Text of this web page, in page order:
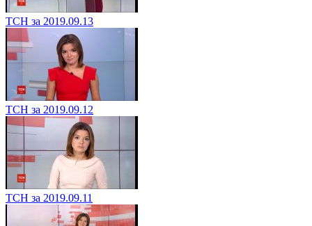
ТСН за 2019.09.13
ТСН за 2019.09.12
ТСН за 2019.09.11